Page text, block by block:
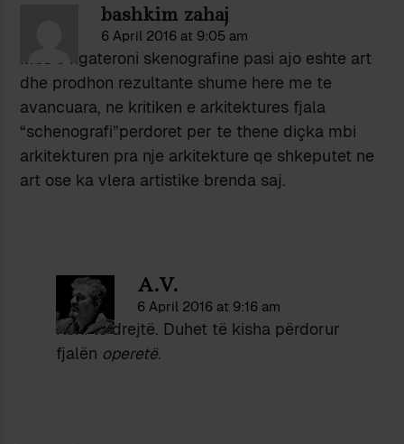
bashkim zahaj
6 April 2016 at 9:05 am
Mos e ngateroni skenografine pasi ajo eshte art
dhe prodhon rezultante shume here me te
avancuara, ne kritiken e arkitektures fjala
“schenografi”perdoret per te thene diçka mbi
arkitekturen pra nje arkitekture qe shkeputet ne
art ose ka vlera artistike brenda saj.
A.V.
6 April 2016 at 9:16 am
Keni të drejtë. Duhet të kisha përdorur
fjalën operetë.